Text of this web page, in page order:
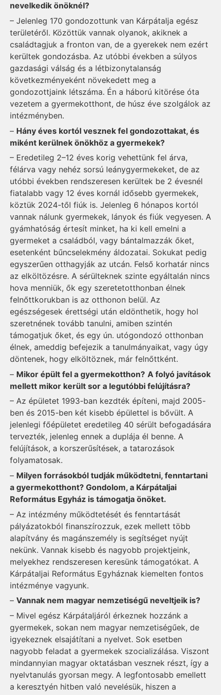
nevelkedik önöknél?
– Jelenleg 170 gondozottunk van Kárpátalja egész
területéről. Közöttük vannak olyanok, akiknek a
családtagjuk a fronton van, de a gyerekek nem ezért
kerültek gondozásba. Az utóbbi években a súlyos
gazdasági válság és a létbizonytalanság
következményeként növekedett meg a
gondozottjaink létszáma. Én a háború kitörése óta
vezetem a gyermekotthont, de húsz éve szolgálok az
intézményben.
– Hány éves kortól vesznek fel gondozottakat, és
miként kerülnek önökhöz a gyermekek?
– Eredetileg 2–12 éves korig vehettünk fel árva,
félárva vagy nehéz sorsú leánygyermekeket, de az
utóbbi években rendszeresen kerültek be 2 évesnél
fiatalabb vagy 12 éves kornál idősebb gyermekek,
köztük 2024-től fiúk is. Jelenleg 6 hónapos kortól
vannak nálunk gyermekek, lányok és fiúk vegyesen. A
gyámhatóság értesít minket, ha ki kell emelni a
gyermeket a családból, vagy bántalmazzák őket,
esetenként bűncselekmény áldozatai. Sokukat pedig
egyszerűen otthagyják az utcán. Felső korhatár nincs
az elköltözésre. A sérülteknek szinte egyáltalán nincs
hova menniük, ők egy szeretetotthonban élnek
felnőttkorukban is az otthonon belül. Az
egészségesek érettségi után eldönthetik, hogy hol
szeretnének tovább tanulni, amiben szintén
támogatjuk őket, és egy ún. utógondozó otthonban
élnek, ameddig befejezik a tanulmányaikat, vagy úgy
döntenek, hogy elköltöznek, már felnőttként.
– Mikor épült fel a gyermekotthon? A folyó javítások
mellett mikor került sor a legutóbbi felújításra?
– Az épületet 1993-ban kezdték építeni, majd 2005-
ben és 2015-ben két kisebb épülettel is bővült. A
jelenlegi főépületet eredetileg 40 sérült befogadására
tervezték, jelenleg ennek a duplája él benne. A
felújítások, a korszerűsítések, a tatarozások
folyamatosak.
– Milyen forrásokból tudják működtetni, fenntartani
a gyermekotthont? Gondolom, a Kárpátaljai
Református Egyház is támogatja önöket.
– Az intézmény működtetését és fenntartását
pályázatokból finanszírozzuk, ezek mellett több
alapítvány és magánszemély is segítséget nyújt
nekünk. Vannak kisebb és nagyobb projektjeink,
melyekhez rendszeresen keresünk támogatókat. A
Kárpátaljai Református Egyháznak kiemelten fontos
intézménye vagyunk.
– Vannak nem magyar nemzetiségű neveltjeik is?
– Mivel egész Kárpátaljáról érkeznek hozzánk a
gyermekek, sokan nem magyar nemzetiségűek, de
igyekeznek elsajátítani a nyelvet. Sok esetben
nagyobb feladat a gyermekek szocializálása. Viszont
mindannyian magyar oktatásban vesznek részt, így a
nyelvtanulás gyorsan megy. A legfontosabb emellett
a keresztyén hitben való nevelésük, hiszen a